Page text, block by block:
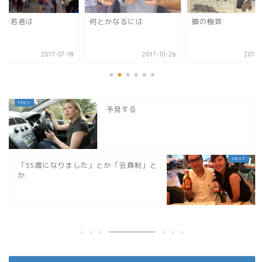
の若者は
2017-07-18
何とかなるには
2017-10-26
損の極致
2017-
予見する
「35歳になりました」とか「会員制」と
か